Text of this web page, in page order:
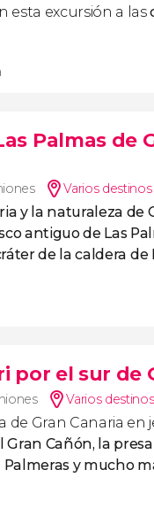
esta excursión a las
Palmas de
Varios destinos
y la naturaleza de
antiguo de Las
de la caldera de
por el sur de
Varios destinos
de Gran Canaria en
Gran Cañón, la presa
Palmeras y mucho